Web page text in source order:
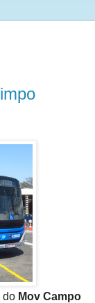
do Mov Campo